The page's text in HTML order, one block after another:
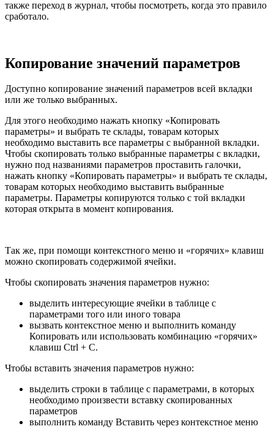
также переход в журнал, чтобы посмотреть, когда это правило
сработало.
Копирование значений параметров
Доступно копирование значений параметров всей вкладки
или же только выбранных.
Для этого необходимо нажать кнопку «Копировать
параметры» и выбрать те склады, товарам которых
необходимо выставить все параметры с выбранной вкладки.
Чтобы скопировать только выбранные параметры с вкладки,
нужно под названиями параметров проставить галочки,
нажать кнопку «Копировать параметры» и выбрать те склады,
товарам которых необходимо выставить выбранные
параметры. Параметры копируются только с той вкладки
которая открыта в момент копирования.
Так же, при помощи контекстного меню и «горячих» клавиш
можно скопировать содержимой ячейки.
Чтобы скопировать значения параметров нужно:
выделить интересующие ячейки в таблице с
параметрами того или иного товара
вызвать контекстное меню и выполнить команду
Копировать или использовать комбинацию «горячих»
клавиш Ctrl + C.
Чтобы вставить значения параметров нужно:
выделить строки в таблице с параметрами, в которых
необходимо произвести вставку скопированных
параметров
выполнить команду Вставить через контекстное меню